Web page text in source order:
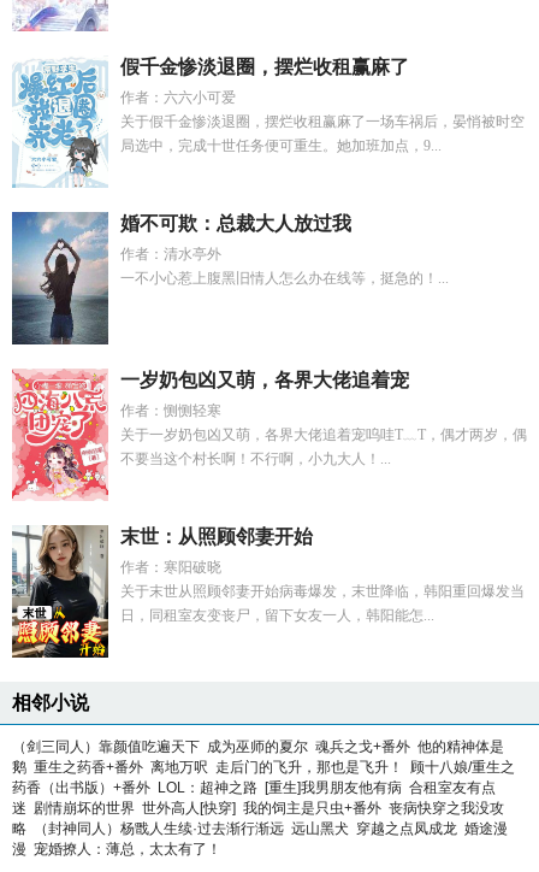
假千金惨淡退圈，摆烂收租赢麻了
作者：六六小可爱
关于假千金惨淡退圈，摆烂收租赢麻了一场车祸后，晏悄被时空
局选中，完成十世任务便可重生。她加班加点，9...
婚不可欺：总裁大人放过我
作者：清水亭外
一不小心惹上腹黑旧情人怎么办在线等，挺急的！...
一岁奶包凶又萌，各界大佬追着宠
作者：恻恻轻寒
关于一岁奶包凶又萌，各界大佬追着宠呜哇T﹏T，偶才两岁，偶
不要当这个村长啊！不行啊，小九大人！...
末世：从照顾邻妻开始
作者：寒阳破晓
关于末世从照顾邻妻开始病毒爆发，末世降临，韩阳重回爆发当
日，同租室友变丧尸，留下女友一人，韩阳能怎...
相邻小说
（剑三同人）靠颜值吃遍天下 成为巫师的夏尔 魂兵之戈+番外 他的精神体是
鹅 重生之药香+番外 离地万呎 走后门的飞升，那也是飞升！
顾十八娘/重生之
药香（出书版）+番外 LOL：超神之路 [重生]我男朋友他有病 合租室友有点
迷 剧情崩坏的世界 世外高人[快穿] 我的饲主是只虫+番外 丧病快穿之我没攻
略
（封神同人）杨戬人生续·过去渐行渐远 远山黑犬 穿越之点凤成龙 婚途漫
漫 宠婚撩人：薄总，太太有了！